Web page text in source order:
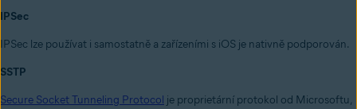
IPSec
IPSec lze používat i samostatně a zařízeními s iOS je nativně podporován.
SSTP
Secure Socket Tunneling Protocol je proprietární protokol od Microsoftu,